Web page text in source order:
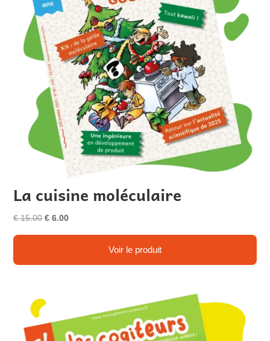
La cuisine moléculaire
€15.00 Le
prix
était :
€ 6.00Le
prix
est :
Voir le produit